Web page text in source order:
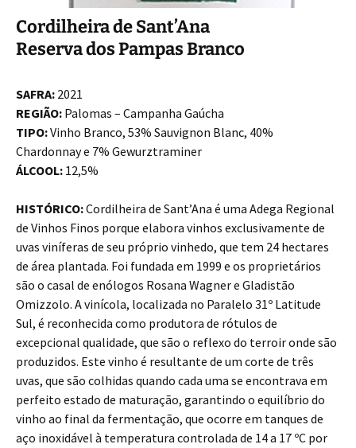
Cordilheira de Sant’Ana
Reserva dos Pampas Branco
SAFRA: 2021
REGIÃO: Palomas – Campanha Gaúcha
TIPO:Vinho Branco, 53% Sauvignon Blanc, 40%
Chardonnay e 7% Gewurztraminer
ÁLCOOL: 12,5%
HISTÓRICO:Cordilheira de Sant’Ana é uma Adega Regional
de Vinhos Finos porque elabora vinhos exclusivamente de
uvas viníferas de seu próprio vinhedo, que tem 24 hectares
de área plantada. Foi fundada em 1999 e os proprietários
são o casal de enólogos Rosana Wagner e Gladistão
Omizzolo. A vinícola, localizada no Paralelo 31º Latitude
Sul, é reconhecida como produtora de rótulos de
excepcional qualidade, que são o reflexo do terroir onde são
produzidos. Este vinho é resultante de um corte de três
uvas, que são colhidas quando cada uma se encontrava em
perfeito estado de maturação, garantindo o equilíbrio do
vinho ao final da fermentação, que ocorre em tanques de
aço inoxidável à temperatura controlada de 14 a 17 ºC por